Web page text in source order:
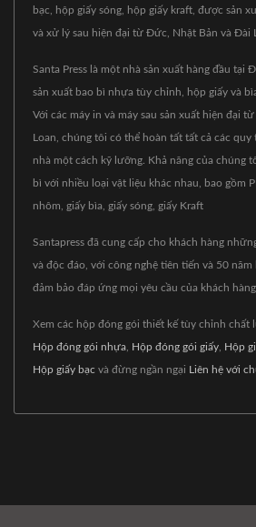
bạc, hộp giấy sóng, hộp giấy kraft, được sản
và xử lý sau hiện đại từ Đức, Nhật Bản và Đài
Santa Press là một nhà sản xuất hàng đầu tại
sản xuất bao bì nhựa tùy chỉnh, hộp giấy và
Với các máy in và máy sau sản xuất hiện đại
Loan, chúng tôi có thể hoàn tất tất cả các quy
nhà một cách kỹ lưỡng. Khả năng của chúng
bì với nhiều loại vật liệu khác nhau, bao gồm
nhôm, giấy bìa, giấy sóng, giấy Kraft
Santapress đã cung cấp cho khách hàng
và độc đáo, với công nghệ tiên tiến và 50 năm
đảm bảo đáp ứng mọi yêu cầu của khách hàng.
Xem các hộp đóng gói thiết kế tùy chỉnh chất
Hộp đóng gói nhựa Hộp đóng gói giấy Hộp
Hộp giấy bạc và đừng ngần ngại Liên hệ với